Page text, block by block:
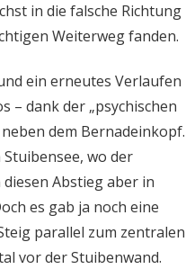
in die falsche Richtung
Weiterweg fanden.
ein erneutes Verlaufen
– dank der „psychischen
dem Bernadein­kopf.
wo der
Abstieg aber in
es gab ja noch eine
parallel zum zentralen
vor der Stuibenwand.